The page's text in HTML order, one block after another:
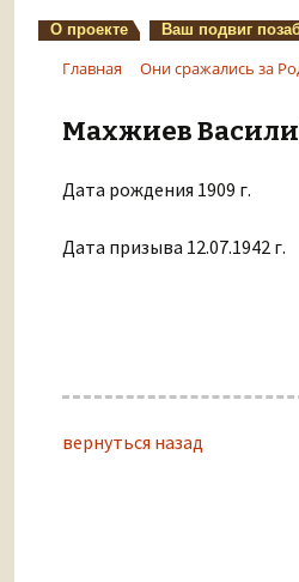
О проекте Ваш подвиг
Главная Они сражались за
Махжиев
Дата рождения 1909 г.
Дата призыва 12.07.1942 г.
вернуться назад